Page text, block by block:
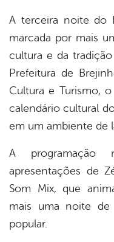
A terceira noite do
marcada por mais
cultura e da
Prefeitura de
Cultura e Turismo,
calendário cultural
em um ambiente de
A programação
apresentações de
Som Mix, que
mais uma noite de
popular.